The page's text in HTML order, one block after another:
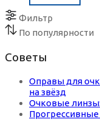
Фильтр
По популярности
Советы
Оправы для
на звёзд
Очковые